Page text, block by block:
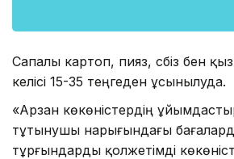
Сапалы картоп, пияз, сәбіз бен
келісі 15-35 теңгеден ұсынылуда.
«Арзан көкөністердің
тұтынушы нарығындағы
тұрғындарды қолжетімді